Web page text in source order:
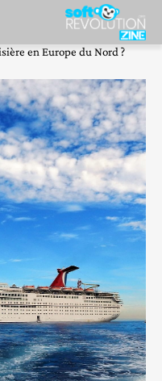
en Europe du Nord ?